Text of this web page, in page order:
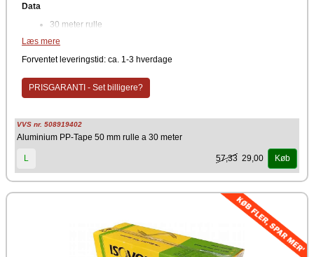
Data
30 meter rulle
Farve
Alu
Alutape monteres nemt overnpå samlingerne for at opnå en
fuldstændig tæt samling. Leveres i ruller á 30 meter.
Læs mere
Forventet leveringstid: ca. 1-3 hverdage
PRISGARANTI - Set billigere?
VVS nr. 508919402
Aluminium PP-Tape 50 mm rulle a 30 meter
L 57,33 29,00 Køb